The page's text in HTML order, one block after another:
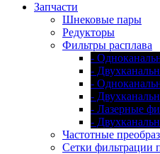
Запчасти
Шнековые пары
Редукторы
Фильтры расплава
-
-
-
-
- Лазерные
-
Частотные
Сетки фильтрации